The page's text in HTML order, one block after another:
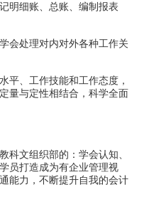
明细账、总账、编制报表
会处理对内对外各种工作关
平、工作技能和工作态度，
量与定性相结合，科学全面
科文组织部的：学会认知、
员打造成为有企业管理视
能力，不断提升自我的会计